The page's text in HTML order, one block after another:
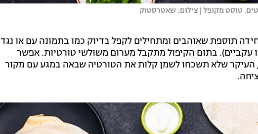
טוסט מקופל | צילום: שאטרסטוק
תוספת שאוהבים ומתחילים לקפל בדיוק כמו בתמונה עם או נגד
עקביים). בתום הקיפול מתקבל מערום משולשי טורטיות. אפשר
העיקר שלא תשכחו לשמן קלות את הטורטיה שבאה במגע עם מקור